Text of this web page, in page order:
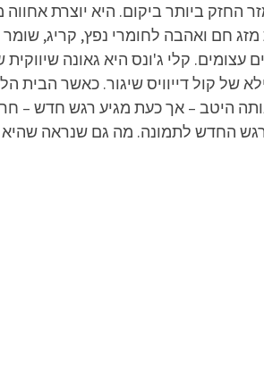
ביותר ביקום. היא יוצרת
קלי ג'ונס היא גאונה
קול דייוויס שיגור. כאשר הבית
היטב – אך כעת מגיע רגש חדש
החדש לתמונה. מה גם שנראה